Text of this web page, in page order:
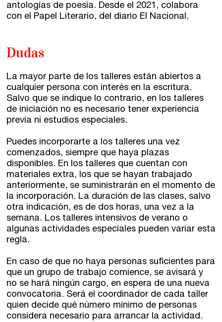
antologías de poesía. Desde el 2021, colabora
con el Papel Literario, del diario El Nacional.
Dudas
La mayor parte de los talleres están abiertos a
cualquier persona con interés en la escritura.
Salvo que se indique lo contrario, en los talleres
de iniciación no es necesario tener experiencia
previa ni estudios especiales.
Puedes incorporarte a los talleres una vez
comenzados, siempre que haya plazas
disponibles. En los talleres que cuentan con
materiales extra, los que se hayan trabajado
anteriormente, se suministrarán en el momento de
la incorporación. La duración de las clases, salvo
otra indicación, es de dos horas, una vez a la
semana. Los talleres intensivos de verano o
algunas actividades especiales pueden variar esta
regla.
En caso de que no haya personas suficientes para
que un grupo de trabajo comience, se avisará y
no se hará ningún cargo, en espera de una nueva
convocatoria. Será el coordinador de cada taller
quien decide qué número mínimo de personas
considera necesario para arrancar la actividad.